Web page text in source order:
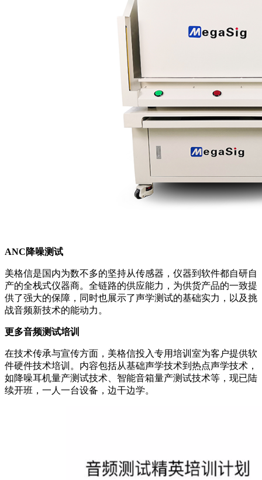
ANC降噪测试
美格信是国内为数不多的坚持从传感器，仪器到软件都自研自
产的全栈式仪器商。全链路的供应能力，为供货产品的一致提
供了强大的保障，同时也展示了声学测试的基础实力，以及挑
战音频新技术的能动力。
更多音频测试培训
在技术传承与宣传方面，美格信投入专用培训室为客户提供软
件硬件技术培训。内容包括从基础声学技术到热点声学技术，
如降噪耳机量产测试技术、智能音箱量产测试技术等，现已陆
续开班，一人一台设备，边干边学。